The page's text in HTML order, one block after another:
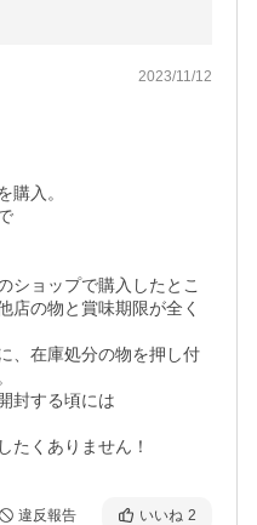
2023/11/12
購入。
ショップで購入したとこ
の物と賞味期限が全く
、在庫処分の物を押し付
封する頃には
たくありません！
違反報告 いいね 2